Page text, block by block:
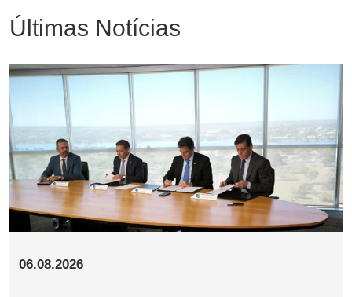
Últimas Notícias
06.08.2026